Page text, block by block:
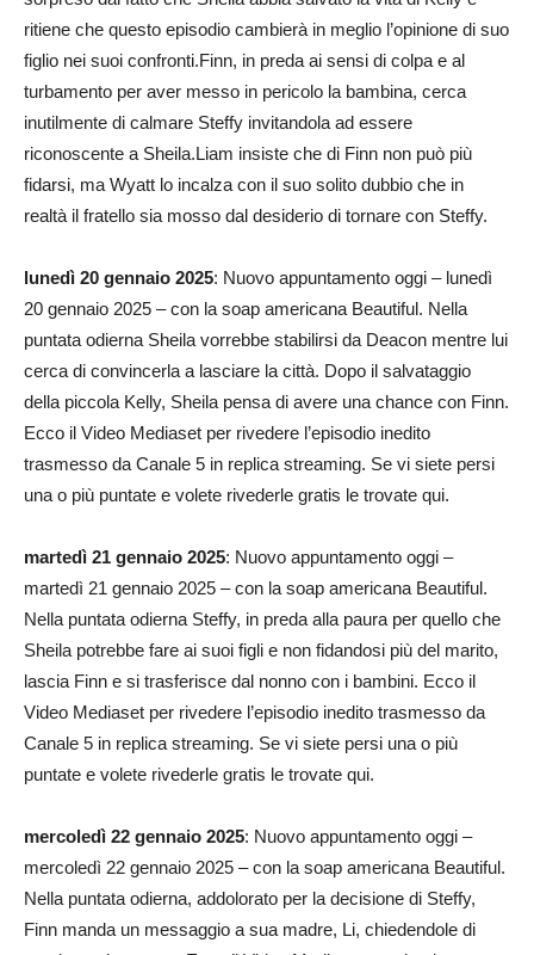
ritiene che questo episodio cambierà in meglio l’opinione di suo
figlio nei suoi confronti.Finn, in preda ai sensi di colpa e al
turbamento per aver messo in pericolo la bambina, cerca
inutilmente di calmare Steffy invitandola ad essere
riconoscente a Sheila.Liam insiste che di Finn non può più
fidarsi, ma Wyatt lo incalza con il suo solito dubbio che in
realtà il fratello sia mosso dal desiderio di tornare con Steffy.
lunedì 20 gennaio 2025: Nuovo appuntamento oggi – lunedì
20 gennaio 2025 – con la soap americana Beautiful. Nella
puntata odierna Sheila vorrebbe stabilirsi da Deacon mentre lui
cerca di convincerla a lasciare la città. Dopo il salvataggio
della piccola Kelly, Sheila pensa di avere una chance con Finn.
Ecco il Video Mediaset per rivedere l’episodio inedito
trasmesso da Canale 5 in replica streaming. Se vi siete persi
una o più puntate e volete rivederle gratis le trovate qui.
martedì 21 gennaio 2025: Nuovo appuntamento oggi –
martedì 21 gennaio 2025 – con la soap americana Beautiful.
Nella puntata odierna Steffy, in preda alla paura per quello che
Sheila potrebbe fare ai suoi figli e non fidandosi più del marito,
lascia Finn e si trasferisce dal nonno con i bambini. Ecco il
Video Mediaset per rivedere l’episodio inedito trasmesso da
Canale 5 in replica streaming. Se vi siete persi una o più
puntate e volete rivederle gratis le trovate qui.
mercoledì 22 gennaio 2025: Nuovo appuntamento oggi –
mercoledì 22 gennaio 2025 – con la soap americana Beautiful.
Nella puntata odierna, addolorato per la decisione di Steffy,
Finn manda un messaggio a sua madre, Li, chiedendole di